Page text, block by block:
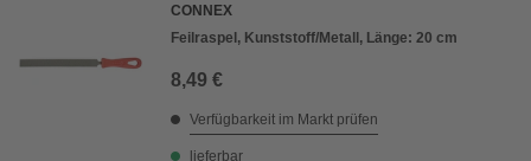
CONNEX
Feilraspel, Kunststoff/Metall, Länge: 20 cm
8,49 €
Verfügbarkeit im Markt prüfen
lieferbar